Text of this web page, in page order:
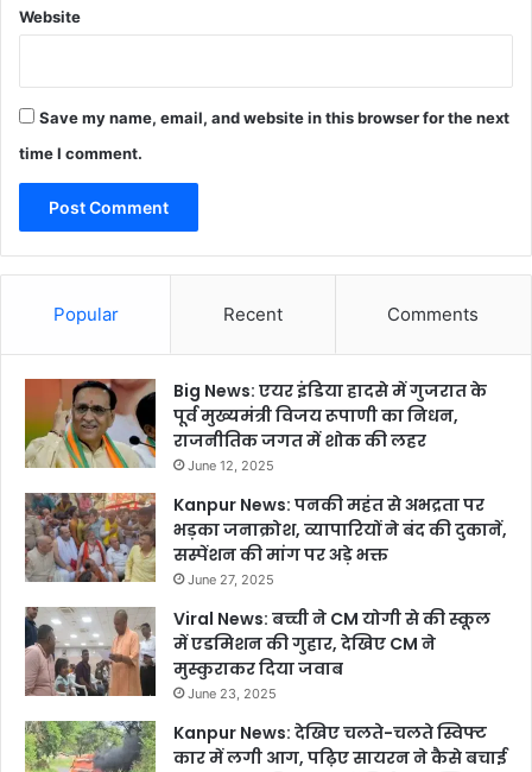
Website
Save my name, email, and website in this browser for the next
time I comment.
Popular Recent Comments
Big News: एयर इंडिया हादसे में गुजरात के
पूर्व मुख्यमंत्री विजय रूपाणी का निधन,
राजनीतिक जगत में शोक की लहर
June 12, 2025
Kanpur News: पनकी महंत से अभद्रता पर
भड़का जनाक्रोश, व्यापारियों ने बंद की दुकानें,
सस्पेंशन की मांग पर अड़े भक्त
June 27, 2025
Viral News: बच्ची ने CM योगी से की स्कूल
में एडमिशन की गुहार, देखिए CM ने
मुस्कुराकर दिया जवाब
June 23, 2025
Kanpur News: देखिए चलते-चलते स्विफ्ट
कार में लगी आग, पढ़िए सायरन ने कैसे बचाई